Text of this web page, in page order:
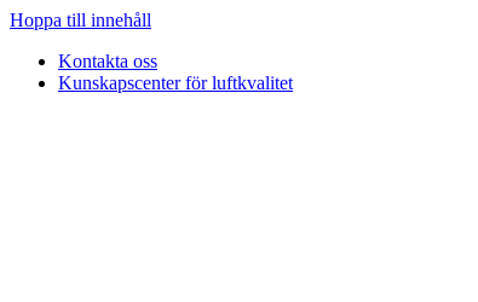
Hoppa till innehåll
Kontakta oss
Kunskapscenter för luftkvalitet